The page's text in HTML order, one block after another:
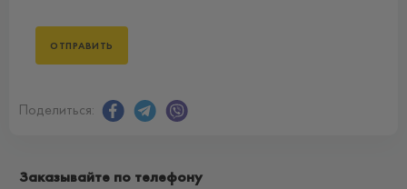
Поделиться:
Заказывайте по телефону